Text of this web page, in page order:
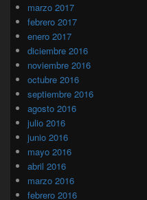
marzo 2017
febrero 2017
enero 2017
diciembre 2016
noviembre 2016
octubre 2016
septiembre 2016
agosto 2016
julio 2016
junio 2016
mayo 2016
abril 2016
marzo 2016
febrero 2016